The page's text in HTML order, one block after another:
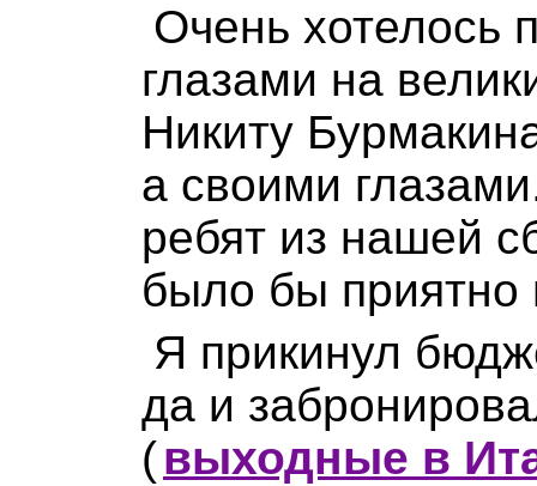
Очень хотелось
глазами на
Никиту
а своими
ребят из нашей
было бы приятно
Я прикинул
да и
(выходные в